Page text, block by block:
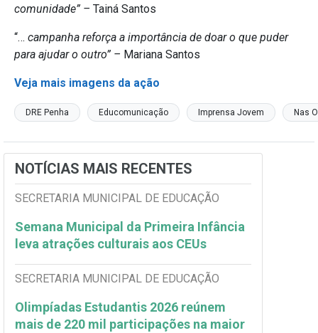
comunidade” – Tainá Santos
“… campanha reforça a importância de doar o que puder
para ajudar o outro” – Mariana Santos
Veja mais imagens da ação
DRE Penha Educomunicação Imprensa Jovem Nas
NOTÍCIAS MAIS RECENTES
SECRETARIA MUNICIPAL DE EDUCAÇÃO
Semana Municipal da Primeira Infância
leva atrações culturais aos CEUs
SECRETARIA MUNICIPAL DE EDUCAÇÃO
Olimpíadas Estudantis 2026 reúnem
mais de 220 mil participações na maior